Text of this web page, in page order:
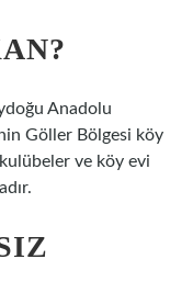
Anadolu
Göller Bölgesi köy
ve köy evi